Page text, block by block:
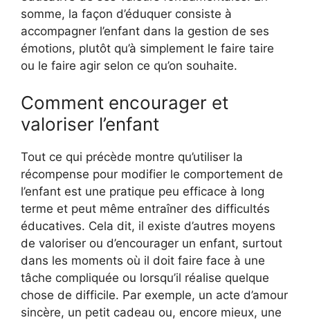
somme, la façon d’éduquer consiste à
accompagner l’enfant dans la gestion de ses
émotions, plutôt qu’à simplement le faire taire
ou le faire agir selon ce qu’on souhaite.
Comment encourager et
valoriser l’enfant
Tout ce qui précède montre qu’utiliser la
récompense pour modifier le comportement de
l’enfant est une pratique peu efficace à long
terme et peut même entraîner des difficultés
éducatives. Cela dit, il existe d’autres moyens
de valoriser ou d’encourager un enfant, surtout
dans les moments où il doit faire face à une
tâche compliquée ou lorsqu’il réalise quelque
chose de difficile. Par exemple, un acte d’amour
sincère, un petit cadeau ou, encore mieux, une